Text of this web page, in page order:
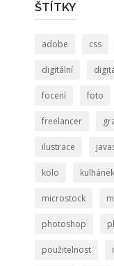
ŠTÍTKY
adobe css
digitální
focení foto
freelancer
ilustrace
kolo kulhánek
microstock
photoshop
použitelnost